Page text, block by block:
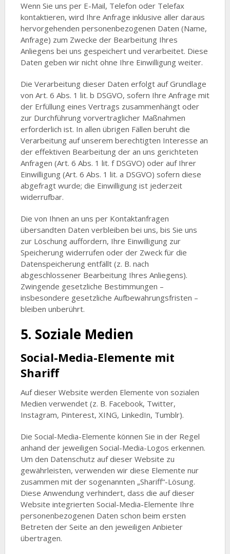
Wenn Sie uns per E-Mail, Telefon oder Telefax
kontaktieren, wird Ihre Anfrage inklusive aller daraus
hervorgehenden personenbezogenen Daten (Name,
Anfrage) zum Zwecke der Bearbeitung Ihres
Anliegens bei uns gespeichert und verarbeitet. Diese
Daten geben wir nicht ohne Ihre Einwilligung weiter.
Die Verarbeitung dieser Daten erfolgt auf Grundlage
von Art. 6 Abs. 1 lit. b DSGVO, sofern Ihre Anfrage mit
der Erfüllung eines Vertrags zusammenhängt oder
zur Durchführung vorvertraglicher Maßnahmen
erforderlich ist. In allen übrigen Fällen beruht die
Verarbeitung auf unserem berechtigten Interesse an
der effektiven Bearbeitung der an uns gerichteten
Anfragen (Art. 6 Abs. 1 lit. f DSGVO) oder auf Ihrer
Einwilligung (Art. 6 Abs. 1 lit. a DSGVO) sofern diese
abgefragt wurde; die Einwilligung ist jederzeit
widerrufbar.
Die von Ihnen an uns per Kontaktanfragen
übersandten Daten verbleiben bei uns, bis Sie uns
zur Löschung auffordern, Ihre Einwilligung zur
Speicherung widerrufen oder der Zweck für die
Datenspeicherung entfällt (z. B. nach
abgeschlossener Bearbeitung Ihres Anliegens).
Zwingende gesetzliche Bestimmungen –
insbesondere gesetzliche Aufbewahrungsfristen –
bleiben unberührt.
5. Soziale Medien
Social-Media-Elemente mit
Shariff
Auf dieser Website werden Elemente von sozialen
Medien verwendet (z. B. Facebook, Twitter,
Instagram, Pinterest, XING, LinkedIn, Tumblr).
Die Social-Media-Elemente können Sie in der Regel
anhand der jeweiligen Social-Media-Logos erkennen.
Um den Datenschutz auf dieser Website zu
gewährleisten, verwenden wir diese Elemente nur
zusammen mit der sogenannten „Shariff“-Lösung.
Diese Anwendung verhindert, dass die auf dieser
Website integrierten Social-Media-Elemente Ihre
personenbezogenen Daten schon beim ersten
Betreten der Seite an den jeweiligen Anbieter
übertragen.